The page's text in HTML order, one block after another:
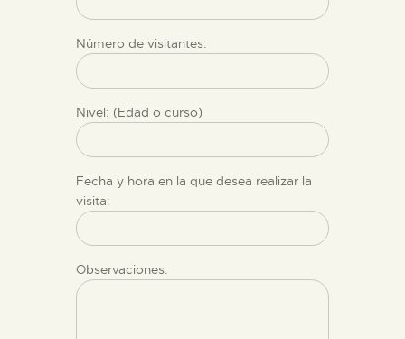
Número de visitantes:
Nivel: (Edad o curso)
Fecha y hora en la que desea realizar la
visita:
Observaciones: